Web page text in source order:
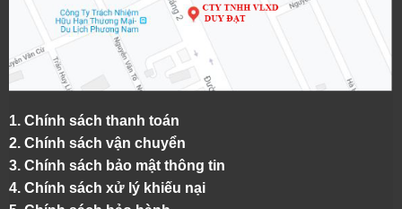
1. Chính sách thanh toán
2. Chính sách vận chuyển
3. Chính sách bảo mật thông tin
4. Chính sách xử lý khiếu nại